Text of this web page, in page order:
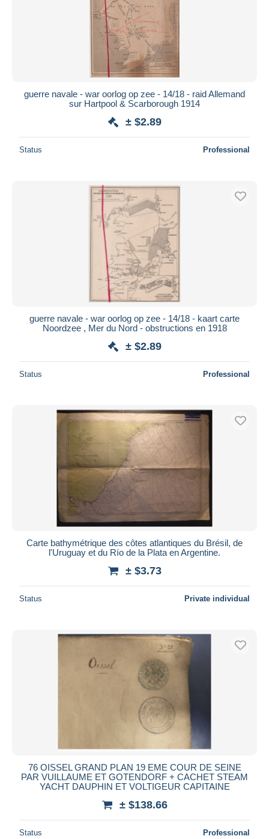
guerre navale - war oorlog op zee - 14/18 - raid Allemand
sur Hartpool & Scarborough 1914
± $2.89
Status Professional
guerre navale - war oorlog op zee - 14/18 - kaart carte
Noordzee , Mer du Nord - obstructions en 1918
± $2.89
Status Professional
Carte bathymétrique des côtes atlantiques du Brésil, de
l'Uruguay et du Río de la Plata en Argentine.
± $3.73
Status Private individual
76 OISSEL GRAND PLAN 19 EME COUR DE SEINE
PAR VUILLAUME ET GOTENDORF + CACHET STEAM
YACHT DAUPHIN ET VOLTIGEUR CAPITAINE
± $138.66
Status Professional